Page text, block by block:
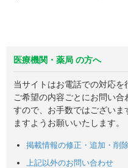
医療機関・薬局 の方へ
当サイトはお電話での対応を
ご希望の内容ごとにお問い合
すので、お手数ではござい
ますようお願いいたします。
掲載情報の修正・追加・削
上記以外のお問い合わせ